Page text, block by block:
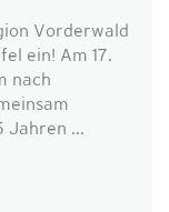
Vorderwald
ein! Am 17.
nach
Jahren ...